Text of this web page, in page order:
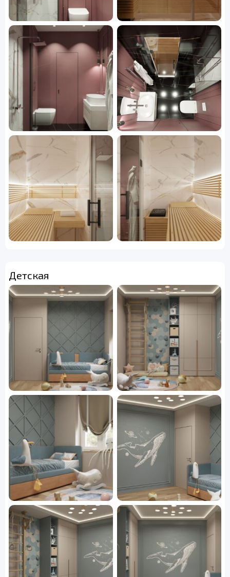
Детская